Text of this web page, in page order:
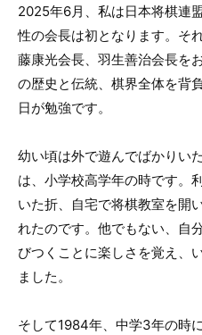
2025年6月、私は日本将棋連
性の会長は初となります。そ
藤康光会長、羽生善治会長を
の歴史と伝統、棋界全体を背
日が勉強です。
幼い頃は外で遊んでばかりい
は、小学校高学年の時です。
いた折、自宅で将棋教室を開
れたのです。他でもない、自
びつくことに楽しさを覚え、
ました。
そして1984年、中学3年の時